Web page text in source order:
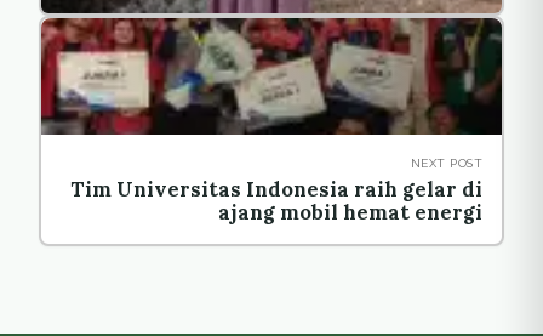
NEXT POST
Tim Universitas Indonesia raih gelar di
ajang mobil hemat energi